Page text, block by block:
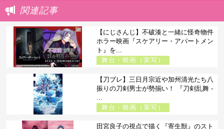
関連記事
【にじさんじ】不破湊と一緒に怪奇物件
ホラー映画『スケアリー・アパートメン
ト』を...
舞台・映画（実写）
【刀ブレ】三日月宗近や加州清光たち八
振りの刀剣男士が勢揃い！ 『刀剣乱舞 -
舞台・映画（実写）
田宮良子の視点で描く『寄生獣』のスト